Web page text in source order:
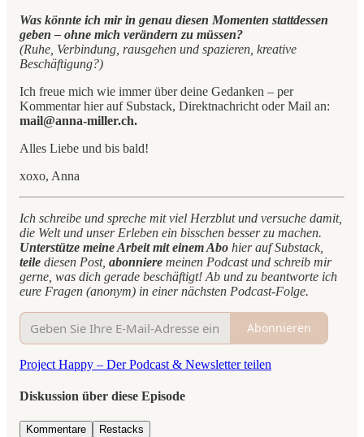
Was könnte ich mir in genau diesen Momenten stattdessen
geben – ohne mich verändern zu müssen?
(Ruhe, Verbindung, rausgehen und spazieren, kreative
Beschäftigung?)
Ich freue mich wie immer über deine Gedanken – per
Kommentar hier auf Substack, Direktnachricht oder Mail an:
mail@anna-miller.ch.
Alles Liebe und bis bald!
xoxo, Anna
Ich schreibe und spreche mit viel Herzblut und versuche damit,
die Welt und unser Erleben ein bisschen besser zu machen.
Unterstütze meine Arbeit mit einem Abo hier auf Substack,
teile diesen Post, abonniere meinen Podcast und schreib mir
gerne, was dich gerade beschäftigt! Ab und zu beantworte ich
eure Fragen (anonym) in einer nächsten Podcast-Folge.
Abonnieren
Project Happy – Der Podcast & Newsletter teilen
Diskussion über diese Episode
Kommentare Restacks